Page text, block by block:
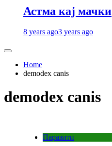
Астма кај мачки
8 years ago3 years ago
Home
demodex canis
demodex canis
Паразити